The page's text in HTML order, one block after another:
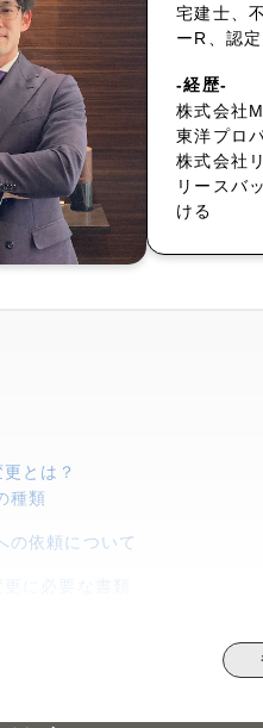
宅建士、
ーR、認
-経歴-
株式会社
東洋プロ
株式会社
リースバ
ける
とは？
種類
の依頼について